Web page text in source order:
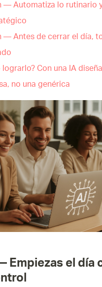
— Automatiza lo rutinario
— Antes de cerrar el día,
lograrlo? Con una IA
no una genérica
Empiezas el día